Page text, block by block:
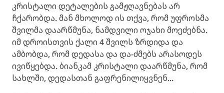
კრისტალი დეტალების გამჟღავნებას არ
ჩქარობდა. მან მხოლოდ ის თქვა, რომ უფროსმა
შვილმა დაარწმუნა, ნამდვილი ოჯახი მოეძებნა.
იმ დროისთვის ქალი 4 შვილს ზრდიდა და
ამბობდა, რომ დედასა და და-ძმებს არასოდეს
ივიწყებდა. ბიანკამ კრისტალი დაარწმუნა, რომ
სახლში, დედასთან გაფრენილიყვნენ...